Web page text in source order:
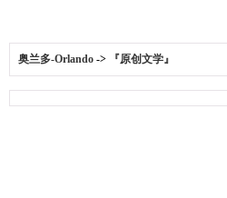
奥兰多-Orlando -> 『原创文学』